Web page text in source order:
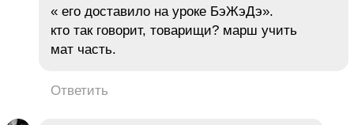
« его доставило на уроке БэЖэДэ».
кто так говорит, товарищи? марш учить
мат часть.
Ответить